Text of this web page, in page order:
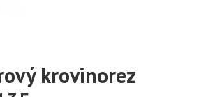
krovinorez